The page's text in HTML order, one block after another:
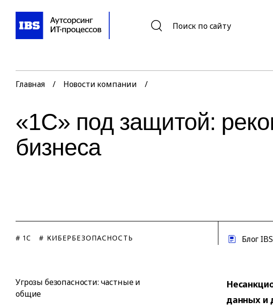
Поиск по сайту
Главная / Новости компании /
«1С» под защитой:
бизнеса
# 1C # КИБЕРБЕЗОПАСНОСТЬ Блог IBS
Угрозы безопасности: частные и
общие
данных и